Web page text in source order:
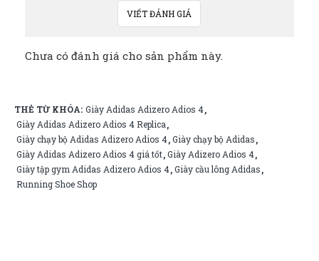
VIẾT ĐÁNH GIÁ
Chưa có đánh giá cho sản phẩm này.
THẺ TỪ KHÓA: Giày Adidas Adizero Adios 4,
Giày Adidas Adizero Adios 4 Replica,
Giày chạy bộ Adidas Adizero Adios 4,Giày chạy bộ Adidas,
Giày Adidas Adizero Adios 4 giá tốt,Giày Adizero Adios 4,
Giày tập gym Adidas Adizero Adios 4,Giày cầu lông Adidas,
Running Shoe Shop